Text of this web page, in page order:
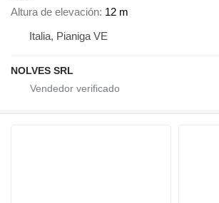
Altura de elevación 12 m
Italia, Pianiga VE
NOLVES SRL